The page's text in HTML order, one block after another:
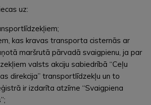
uz:
kas kravas transporta cisternās ar
maršrutā pārvadā svaigpienu, ja par
valsts akciju sabiedrībā “Ceļu
direkcija” transportlīdzekļu un to
ir izdarīta atzīme “Svaigpiena